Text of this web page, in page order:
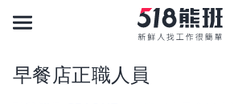
早餐店正職人員